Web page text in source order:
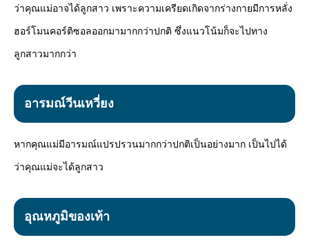
ว่าคุณแม่อาจได้ลูกสาว เพราะความเครียดเกิดจากร่างกายมีการหลั่ง
ฮอร์โมนคอร์ติซอลออกมามากกว่าปกติ ซึ่งแนวโน้มก็จะไปทาง
ลูกสาวมากกว่า
อารมณ์วีนเหวี่ยง
หากคุณแม่มีอารมณ์แปรปรวนมากกว่าปกติเป็นอย่างมาก เป็นไปได้
ว่าคุณแม่จะได้ลูกสาว
อุณหภูมิของเท้า